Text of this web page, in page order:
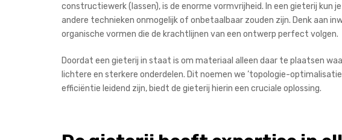
constructiewerk (lassen), is de enorme vormvrijheid. In een gieterij kun
andere technieken onmogelijk of onbetaalbaar zouden zijn. Denk aan
organische vormen die de krachtlijnen van een ontwerp perfect volgen.
Doordat een gieterij in staat is om materiaal alleen daar te plaatsen
lichtere en sterkere onderdelen. Dit noemen we ’topologie-
efficiëntie leidend zijn, biedt de gieterij hierin een cruciale oplossing.